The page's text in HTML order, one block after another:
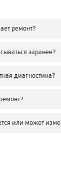
ремонт?
заранее?
диагностика?
или может